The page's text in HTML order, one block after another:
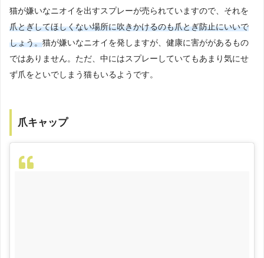
猫が嫌いなニオイを出すスプレーが売られていますので、それを
爪とぎしてほしくない場所に吹きかけるのも爪とぎ防止にいいで
しょう。猫が嫌いなニオイを発しますが、健康に害ががあるもの
ではありません。ただ、中にはスプレーしていてもあまり気にせ
ず爪をといでしまう猫もいるようです。
爪キャップ